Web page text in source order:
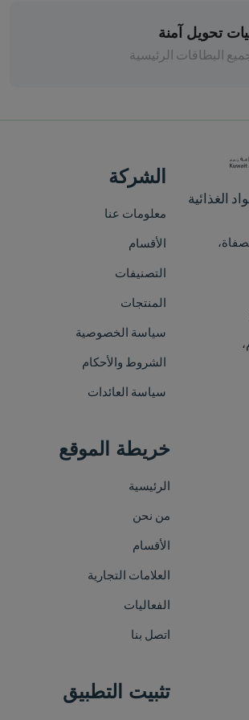
تحويل آمنة
البطاقات الرئيسية
الغذائية
الصفاة،
الشركة
معلومات عنا
الأقسام
التصنيفات
المنتجات
سياسة الخصوصية
الشروط والأحكام
سياسة العائدات
خريطة الموقع
الرئيسية
من نحن
الأقسام
العلامات التجارية
الفعاليات
اتصل بنا
تثبيت التطبيق